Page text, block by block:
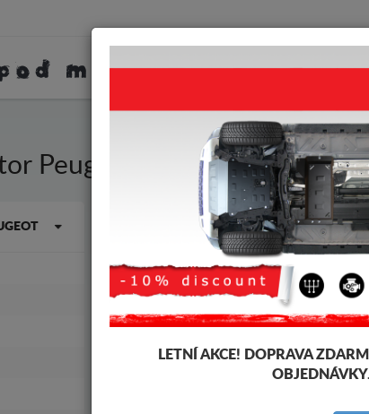
KRYT POD MOTOR
Peugeot 306
Kryt pod pro motor a převodovku pro
tloušťky 2-3 mm, snadno se montují, za
-7%
LETNÍ AKCE! DOPRAVA